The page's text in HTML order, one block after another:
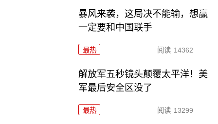
暴风来袭，这局决不能输，想赢
一定要和中国联手
最热 阅读 14362
解放军五秒镜头颠覆太平洋！美
军最后安全区没了
最热 阅读 13299